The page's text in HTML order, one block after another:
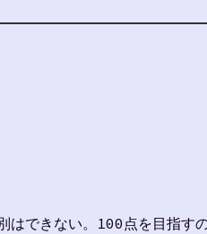
できない。100点を目指す